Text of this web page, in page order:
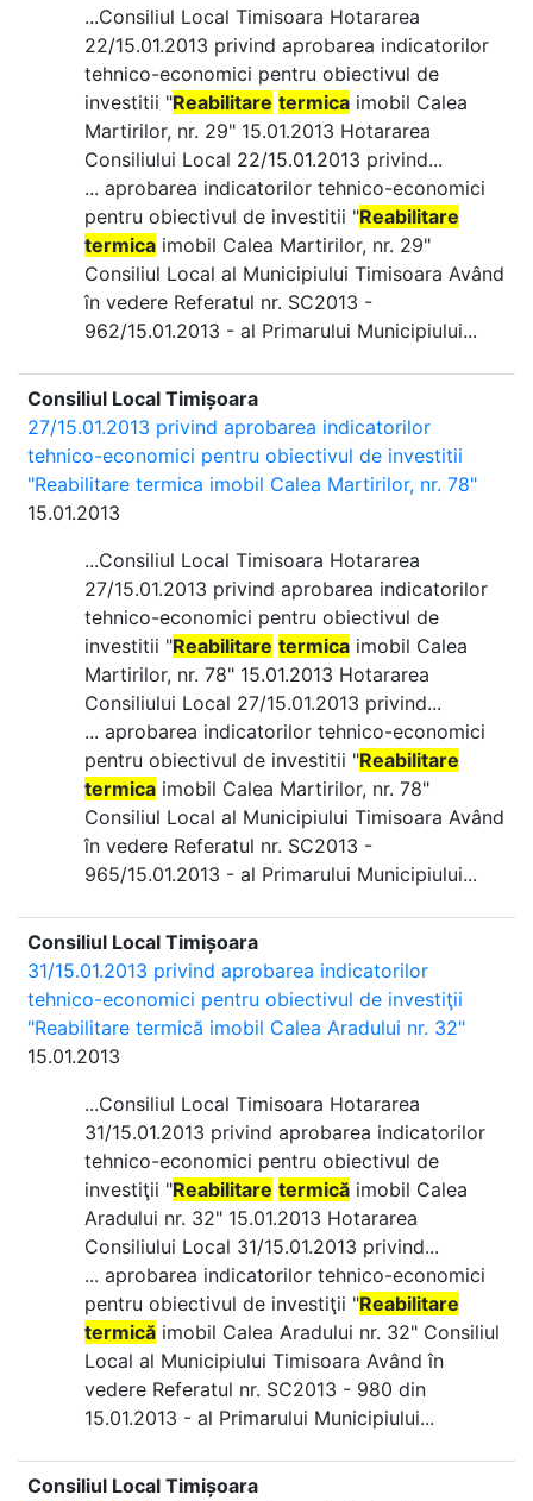
...Consiliul Local Timisoara Hotararea
22/15.01.2013 privind aprobarea indicatorilor
tehnico-economici pentru obiectivul de
investitii "Reabilitare termica imobil Calea
Martirilor, nr. 29" 15.01.2013 Hotararea
Consiliului Local 22/15.01.2013 privind...
... aprobarea indicatorilor tehnico-economici
pentru obiectivul de investitii "Reabilitare
termica imobil Calea Martirilor, nr. 29"
Consiliul Local al Municipiului Timisoara Având
în vedere Referatul nr. SC2013 -
962/15.01.2013 - al Primarului Municipiului...
Consiliul Local Timișoara
27/15.01.2013 privind aprobarea indicatorilor
tehnico-economici pentru obiectivul de investitii
"Reabilitare termica imobil Calea Martirilor, nr. 78"
15.01.2013
...Consiliul Local Timisoara Hotararea
27/15.01.2013 privind aprobarea indicatorilor
tehnico-economici pentru obiectivul de
investitii "Reabilitare termica imobil Calea
Martirilor, nr. 78" 15.01.2013 Hotararea
Consiliului Local 27/15.01.2013 privind...
... aprobarea indicatorilor tehnico-economici
pentru obiectivul de investitii "Reabilitare
termica imobil Calea Martirilor, nr. 78"
Consiliul Local al Municipiului Timisoara Având
în vedere Referatul nr. SC2013 -
965/15.01.2013 - al Primarului Municipiului...
Consiliul Local Timișoara
31/15.01.2013 privind aprobarea indicatorilor
tehnico-economici pentru obiectivul de investiţii
"Reabilitare termică imobil Calea Aradului nr. 32"
15.01.2013
...Consiliul Local Timisoara Hotararea
31/15.01.2013 privind aprobarea indicatorilor
tehnico-economici pentru obiectivul de
investiţii "Reabilitare termică imobil Calea
Aradului nr. 32" 15.01.2013 Hotararea
Consiliului Local 31/15.01.2013 privind...
... aprobarea indicatorilor tehnico-economici
pentru obiectivul de investiţii "Reabilitare
termică imobil Calea Aradului nr. 32" Consiliul
Local al Municipiului Timisoara Având în
vedere Referatul nr. SC2013 - 980 din
15.01.2013 - al Primarului Municipiului...
Consiliul Local Timișoara